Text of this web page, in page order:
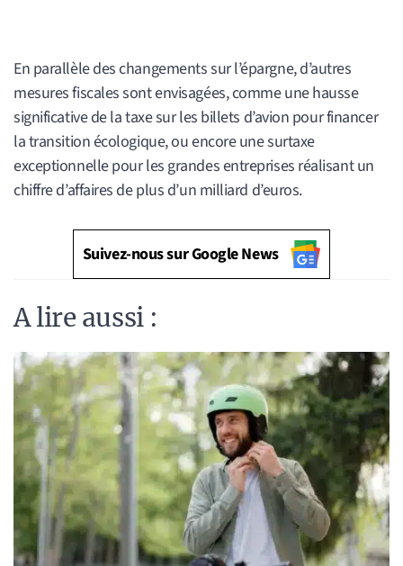
En parallèle des changements sur l’épargne, d’autres
mesures fiscales sont envisagées, comme une hausse
significative de la taxe sur les billets d’avion pour financer
la transition écologique, ou encore une surtaxe
exceptionnelle pour les grandes entreprises réalisant un
chiffre d’affaires de plus d’un milliard d’euros.
Suivez-nous sur Google News
A lire aussi :